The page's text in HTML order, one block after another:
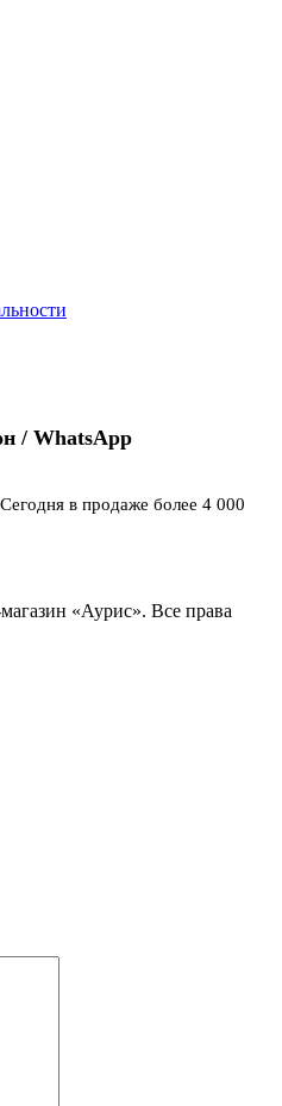
/ WhatsApp
в продаже более 4 000
«Аурис». Все права